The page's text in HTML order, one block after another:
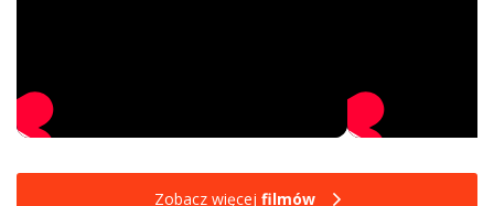
Zobacz więcej filmów